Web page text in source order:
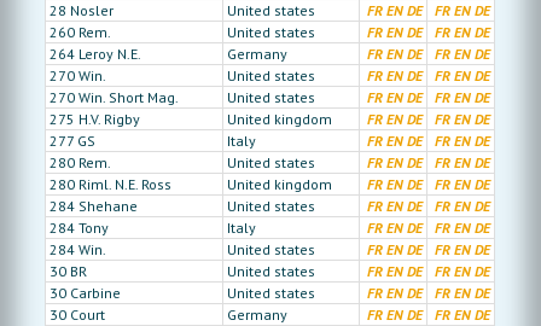
28 Nosler
United states FR EN DE FR EN DE
260 Rem.
United states FR EN DE FR EN DE
264 Leroy N.E.
Germany FR EN DE FR EN DE
270 Win.
United states FR EN DE FR EN DE
270 Win. Short Mag.
United states FR EN DE FR EN DE
275 H.V. Rigby
United kingdom FR EN DE FR EN DE
277 GS
Italy FR EN DE FR EN DE
280 Rem.
United states FR EN DE FR EN DE
280 Riml. N.E. Ross
United kingdom FR EN DE FR EN DE
284 Shehane
United states FR EN DE FR EN DE
284 Tony
Italy FR EN DE FR EN DE
284 Win.
United states FR EN DE FR EN DE
30 BR
United states FR EN DE FR EN DE
30 Carbine
United states FR EN DE FR EN DE
30 Court
Germany FR EN DE FR EN DE